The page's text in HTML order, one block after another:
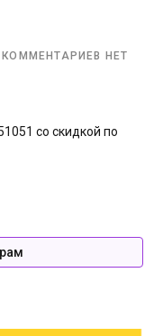
КОММЕНТАРИЕВ НЕТ